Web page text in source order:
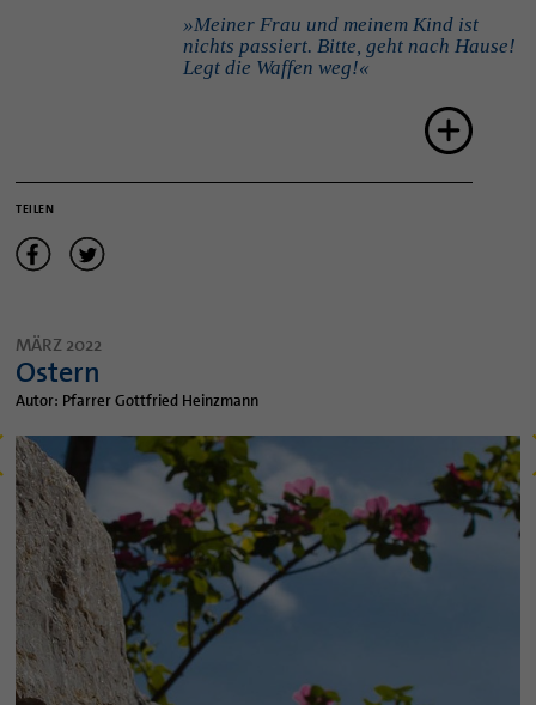
»Meiner Frau und meinem Kind ist
nichts passiert. Bitte, geht nach Hause!
Legt die Waffen weg!«
TEILEN
MÄRZ 2022
Ostern
Autor: Pfarrer Gottfried Heinzmann